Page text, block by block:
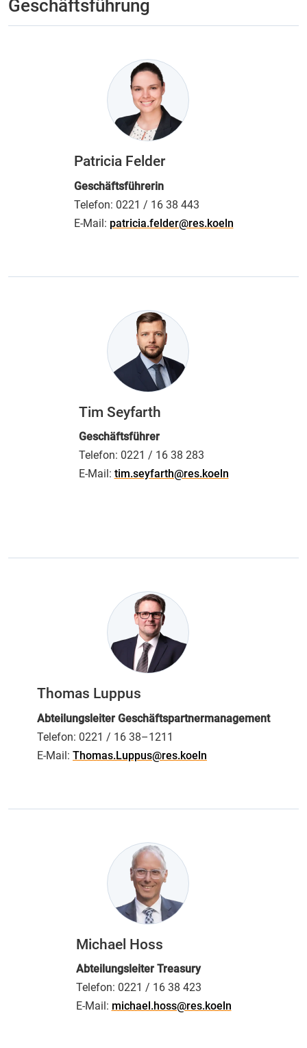
Geschäftsführung
Patricia Felder
Geschäftsführerin
Telefon: 0221 / 16 38 443
E-Mail: patricia.felder@res.koeln
Tim Seyfarth
Geschäftsführer
Telefon: 0221 / 16 38 283
E-Mail: tim.seyfarth@res.koeln
Thomas Luppus
Abteilungsleiter Geschäftspartnermanagement
Telefon: 0221 / 16 38–1211
E-Mail: Thomas.Luppus@res.koeln
Michael Hoss
Abteilungsleiter Treasury
Telefon: 0221 / 16 38 423
E-Mail: michael.hoss@res.koeln